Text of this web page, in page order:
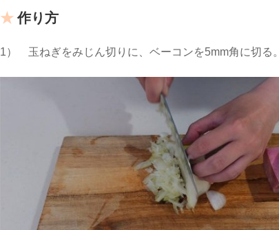
作り方
1） 玉ねぎをみじん切りに、ベーコンを5mm角に切る。